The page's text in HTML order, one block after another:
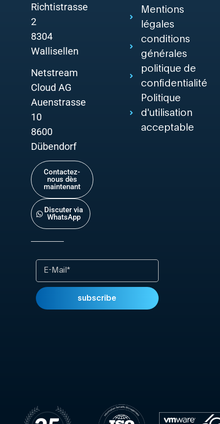
Richtistrasse
2
8304
Wallisellen
Netstream
Cloud AG
Auenstrasse
10
8600
Dübendorf
Contactez-
nous dès
maintenant
Discuter via
WhatsApp
Mentions
légales
conditions
générales
politique de
confidentialité
Politique
d'utilisation
acceptable